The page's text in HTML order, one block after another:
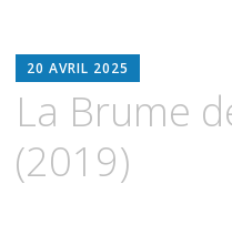
20 AVRIL 2025
La Brume
(2019)